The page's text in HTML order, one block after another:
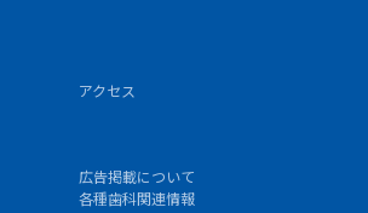
アクセス
広告掲載について
各種歯科関連情報